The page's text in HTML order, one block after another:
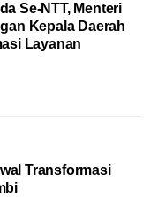
Se-NTT, Menteri
Kepala Daerah
Layanan
Transformasi